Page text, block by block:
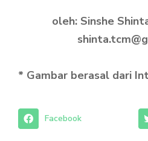
oleh: Sinshe
* Gambar berasal dari
Facebook